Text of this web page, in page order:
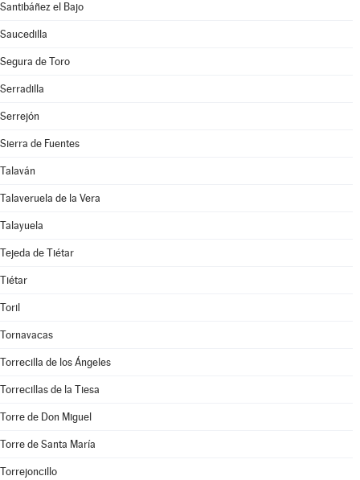
Santibáñez el Bajo
Saucedilla
Segura de Toro
Serradilla
Serrejón
Sierra de Fuentes
Talaván
Talaveruela de la Vera
Talayuela
Tejeda de Tiétar
Tiétar
Toril
Tornavacas
Torrecilla de los Ángeles
Torrecillas de la Tiesa
Torre de Don Miguel
Torre de Santa María
Torrejoncillo